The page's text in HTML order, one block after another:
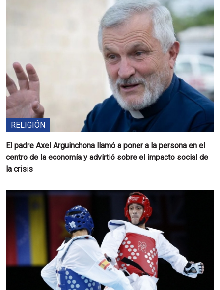
RELIGIÓN
El padre Axel Arguinchona llamó a poner a la persona en el
centro de la economía y advirtió sobre el impacto social de
la crisis